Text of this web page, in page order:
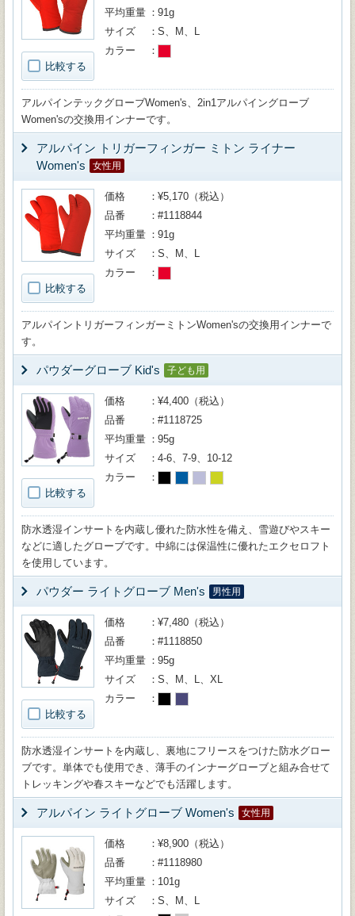
比較する
平均重量
91g
サイズ
S、M、L
カラー
アルパインテックグローブWomen's、2in1アルパイングローブ
Women'sの交換用インナーです。
アルパイン トリガーフィンガー ミトン ライナー
Women's
女性用
比較する
価格
¥5,170（税込）
品番
#1118844
平均重量
91g
サイズ
S、M、L
カラー
アルパイントリガーフィンガーミトンWomen'sの交換用インナーで
す。
パウダーグローブ Kid's 子ども用
比較する
価格
¥4,400（税込）
品番
#1118725
平均重量
95g
サイズ
4-6、7-9、10-12
カラー
防水透湿インサートを内蔵し優れた防水性を備え、雪遊びやスキー
などに適したグローブです。中綿には保温性に優れたエクセロフト
を使用しています。
パウダー ライトグローブ Men's 男性用
比較する
価格
¥7,480（税込）
品番
#1118850
平均重量
95g
サイズ
S、M、L、XL
カラー
防水透湿インサートを内蔵し、裏地にフリースをつけた防水グロー
ブです。単体でも使用でき、薄手のインナーグローブと組み合せて
トレッキングや春スキーなどでも活躍します。
アルパイン ライトグローブ Women's 女性用
価格
¥8,900（税込）
品番
#1118980
平均重量
101g
サイズ
S、M、L